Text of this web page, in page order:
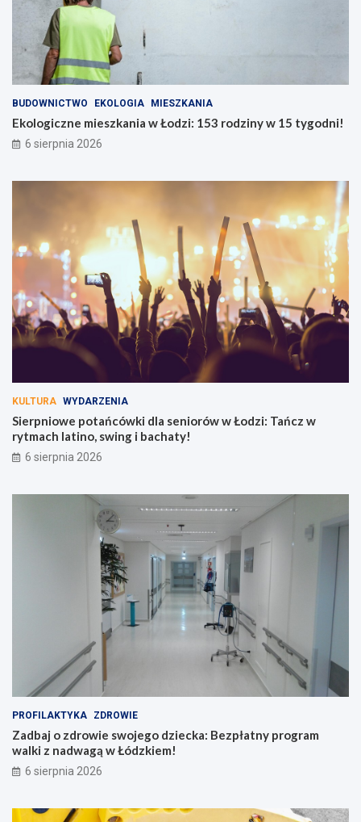
BUDOWNICTWO EKOLOGIA MIESZKANIA
Ekologiczne mieszkania w Łodzi: 153 rodziny w 15 tygodni!
6 sierpnia 2026
KULTURA WYDARZENIA
Sierpniowe potańcówki dla seniorów w Łodzi: Tańcz w
rytmach latino, swing i bachaty!
6 sierpnia 2026
PROFILAKTYKA ZDROWIE
Zadbaj o zdrowie swojego dziecka: Bezpłatny program
walki z nadwagą w Łódzkiem!
6 sierpnia 2026